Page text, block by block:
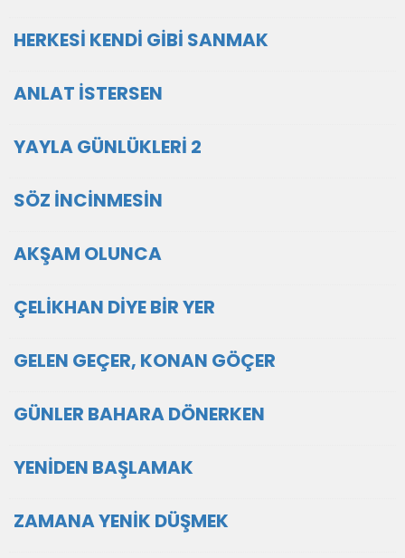
HERKESİ KENDİ GİBİ SANMAK
ANLAT İSTERSEN
YAYLA GÜNLÜKLERİ 2
SÖZ İNCİNMESİN
AKŞAM OLUNCA
ÇELİKHAN DİYE BİR YER
GELEN GEÇER, KONAN GÖÇER
GÜNLER BAHARA DÖNERKEN
YENİDEN BAŞLAMAK
ZAMANA YENİK DÜŞMEK